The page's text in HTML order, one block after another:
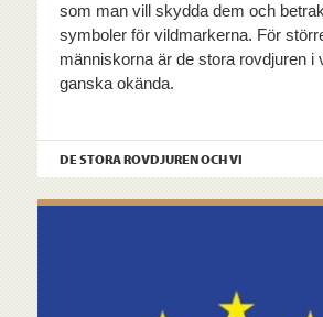
som man vill skydda dem och
symboler för vildmarkerna. För
människorna är de stora rovdjuren i
ganska okända.
DE STORA ROVDJUREN OCH VI